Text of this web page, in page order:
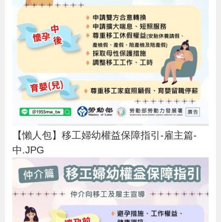
【懶人包】移工婦幼權益保障指引-雇主篇-
中.JPG